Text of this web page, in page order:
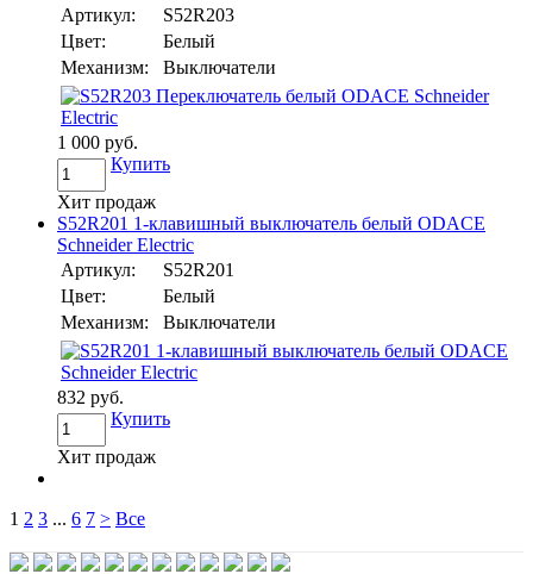
Артикул:
S52R203
Цвет:
Белый
Механизм:
Выключатели
1 000 руб.
Купить
Хит продаж
S52R201 1-клавишный выключатель белый ODACE
Schneider Electric
Артикул:
S52R201
Цвет:
Белый
Механизм:
Выключатели
832 руб.
Купить
Хит продаж
1 2 3 ... 6 7 > Все